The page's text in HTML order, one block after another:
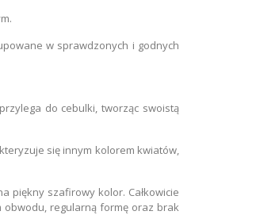
w sprawdzonych i godnych
do cebulki, tworząc swoistą
się innym kolorem kwiatów,
piękny szafirowy kolor. Całkowicie
obwodu, regularną formę oraz brak